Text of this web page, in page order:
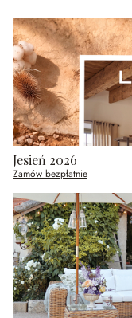
Jesień 2026
Zamów bezpłatnie